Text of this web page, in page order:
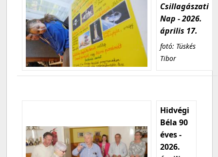
Csillagászati
Nap - 2026.
április 17.
fotó: Tüskés
Tibor
Hidvégi
Béla 90
éves -
2026.